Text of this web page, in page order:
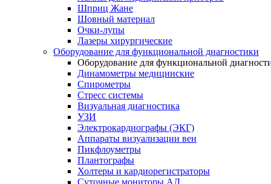
Шприц Жане
Шовный материал
Очки-лупы
Лазеры хирургические
Оборудование для функциональной диагностики
Оборудование для функциональной
Динамометры медицинские
Спирометры
Стресс системы
Визуальная диагностика
УЗИ
Электрокардиографы (ЭКГ)
Аппараты визуализации вен
Пикфлоуметры
Плантографы
Холтеры и кардиорегистраторы
Суточные мониторы АД